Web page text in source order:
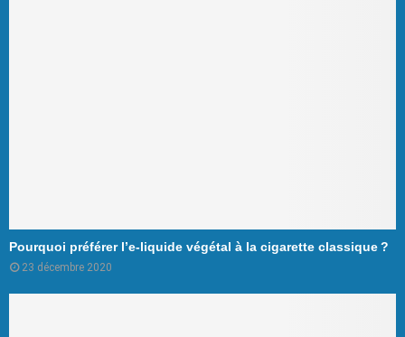
Pourquoi préférer l’e-liquide végétal à la cigarette classique ?
23 décembre 2020